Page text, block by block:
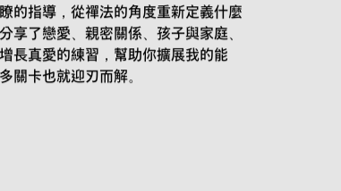
的指導，從禪法的角度重新定義什麼
了戀愛、親密關係、孩子與家庭、
長真愛的練習，幫助你擴展我的能
關卡也就迎刃而解。